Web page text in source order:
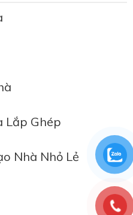
Lắp Ghép
Nhà Nhỏ Lẻ